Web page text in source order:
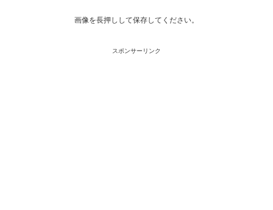
画像を長押しして保存してください。
スポンサーリンク